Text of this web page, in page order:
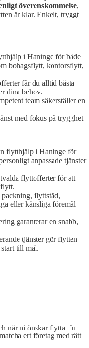
överenskommelse,
är klar. Enkelt, tryggt
i Haninge för både
bohagsflytt, kontorsflytt,
får du alltid bästa
dina behov.
team säkerställer en
med fokus på trygghet
flytthjälp i Haninge för
anpassade tjänster
flyttofferter för att
flyttstäd,
eller känsliga föremål
garanterar en snabb,
tjänster gör flytten
till mål.
när ni önskar flytta. Ju
ert företag med rätt